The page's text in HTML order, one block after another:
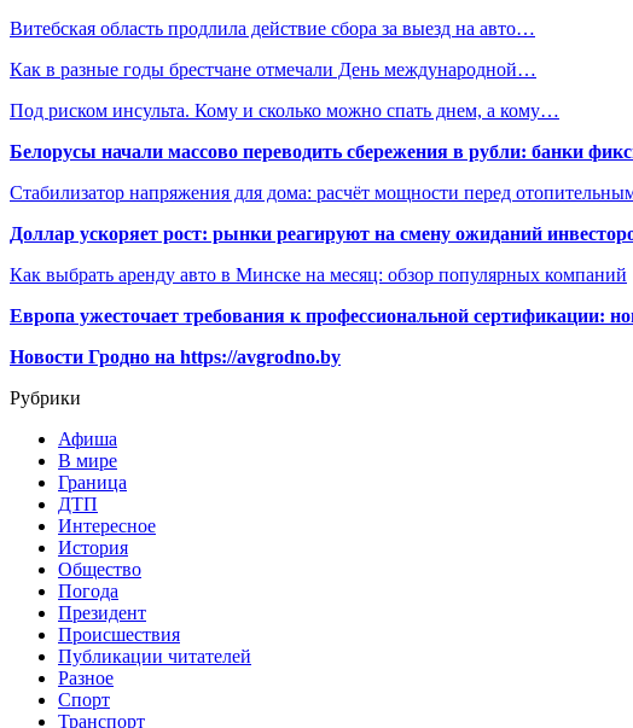
Витебская область продлила действие сбора за выезд на авто…
Как в разные годы брестчане отмечали День международной…
Под риском инсульта. Кому и сколько можно спать днем, а кому…
Белорусы начали массово переводить сбережения в рубли: банки
Стабилизатор напряжения для дома: расчёт мощности перед
Доллар ускоряет рост: рынки реагируют на смену ожиданий
Как выбрать аренду авто в Минске на месяц: обзор популярных компаний
Европа ужесточает требования к профессиональной сертификации:
Новости Гродно на https://avgrodno.by
Рубрики
Афиша
В мире
Граница
ДТП
Интересное
История
Общество
Погода
Президент
Происшествия
Публикации читателей
Разное
Спорт
Транспорт